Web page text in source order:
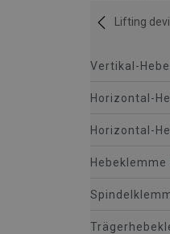
Lifting
Vertikal-
Horizontal-
Horizontal-